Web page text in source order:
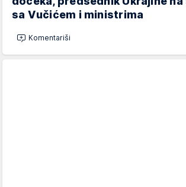
sa Vučićem i ministrima
Komentariši